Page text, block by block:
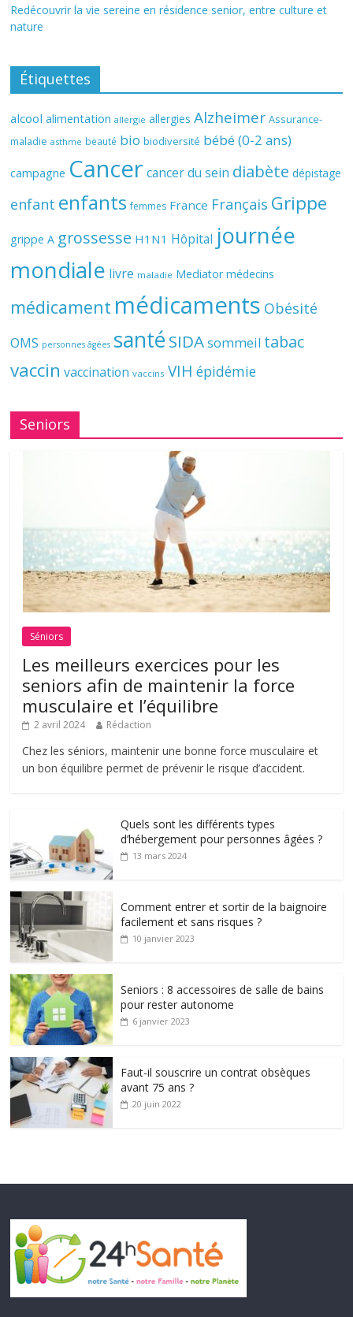
Redécouvrir la vie sereine en résidence senior, entre culture et
nature
Étiquettes
alcool alimentation allergie allergies Alzheimer Assurance-
maladie asthme beauté bio biodiversité bébé (0-2 ans)
campagne Cancer cancer du sein diabète dépistage
enfant enfants femmes France Français Grippe
grippe A grossesse H1N1 Hôpital journée
mondiale livre maladie Mediator médecins
médicament médicaments Obésité
OMS personnes âgées santé SIDAsommeil tabac
vaccin vaccination vaccins VIH épidémie
Seniors
Séniors
Les meilleurs exercices pour les
seniors afin de maintenir la force
musculaire et l’équilibre
2 avril 2024 Rédaction
Chez les séniors, maintenir une bonne force musculaire et
un bon équilibre permet de prévenir le risque d’accident.
Quels sont les différents types
d’hébergement pour personnes âgées ?
13 mars 2024
Comment entrer et sortir de la baignoire
facilement et sans risques ?
10 janvier 2023
Seniors : 8 accessoires de salle de bains
pour rester autonome
6 janvier 2023
Faut-il souscrire un contrat obsèques
avant 75 ans ?
20 juin 2022